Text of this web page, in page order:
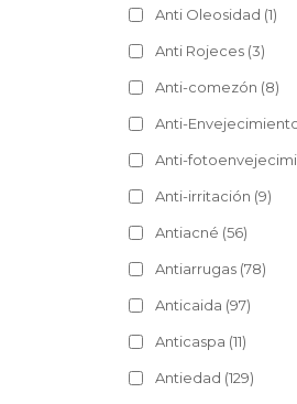
Anti Oleosidad (1)
Anti Rojeces (3)
Anti-comezón (8)
Anti-
Anti-
Anti-irritación (9)
Antiacné (56)
Antiarrugas (78)
Anticaida (97)
Anticaspa (11)
Antiedad (129)